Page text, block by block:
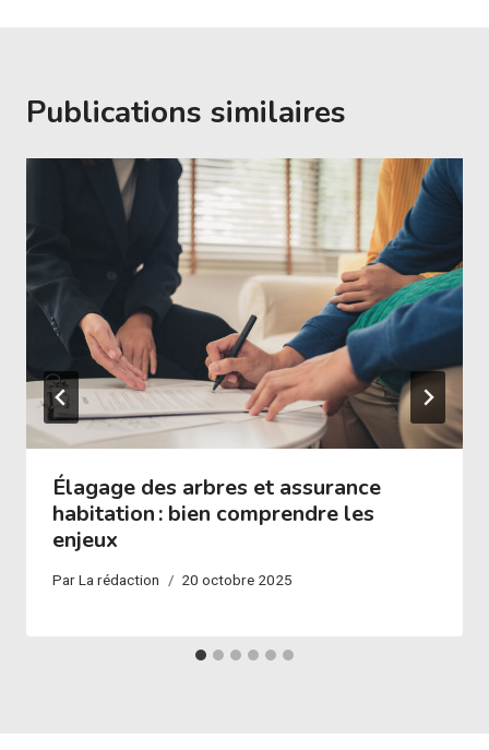
Publications similaires
Élagage des arbres et assurance
habitation : bien comprendre les
enjeux
ParLa rédaction 20 octobre 2025